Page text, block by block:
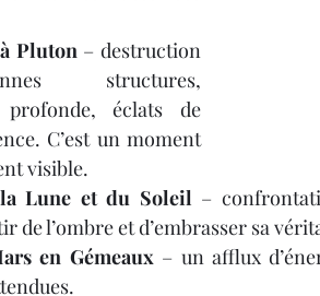
Pluton – destruction
structures,
profonde, éclats de
C’est un moment
visible.
Lune et du Soleil –
de l’ombre et d’embrasser sa
en Gémeaux – un afflux